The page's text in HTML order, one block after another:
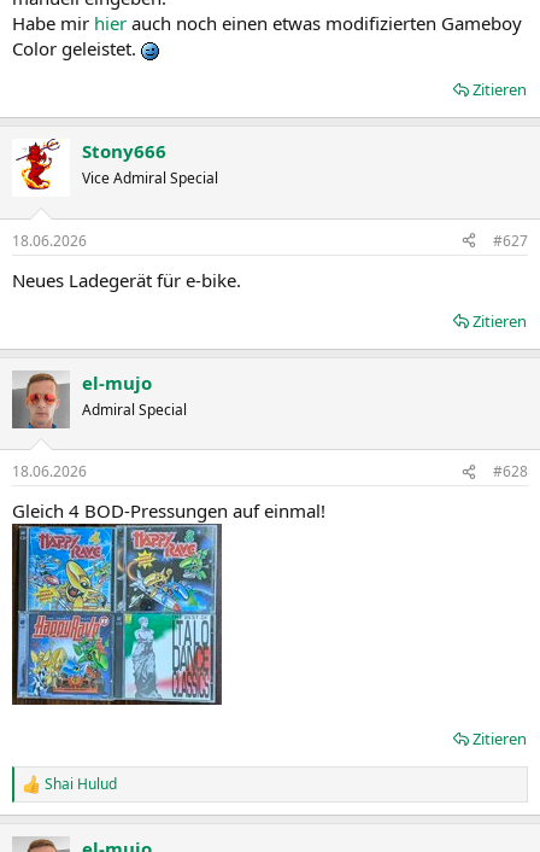
Habe mir hier auch noch einen etwas modifizierten Gameboy
Color geleistet.
Zitieren
Stony666
Vice Admiral Special
18.06.2026 #627
Neues Ladegerät für e-bike.
Zitieren
el-mujo
Admiral Special
18.06.2026 #628
Gleich 4 BOD-Pressungen auf einmal!
Zitieren
R
e
Shai Hulud